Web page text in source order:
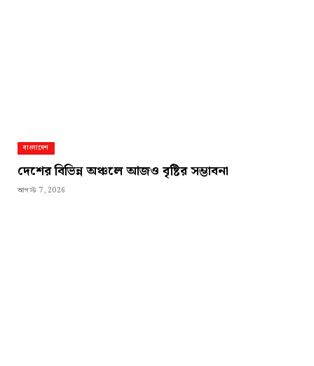
বাংলাদেশ
দেশের বিভিন্ন অঞ্চলে আজও বৃষ্টির সম্ভাবনা
আগস্ট 7, 2026